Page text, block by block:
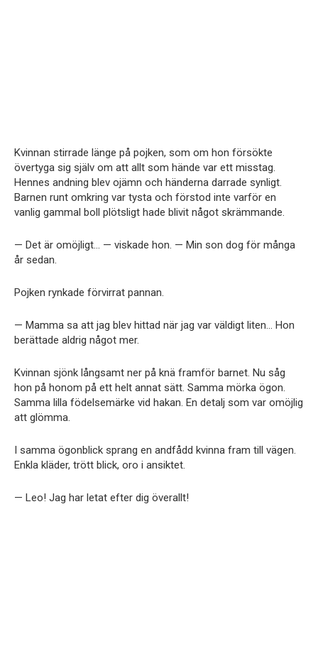
Kvinnan stirrade länge på pojken, som om hon försökte
övertyga sig själv om att allt som hände var ett misstag.
Hennes andning blev ojämn och händerna darrade synligt.
Barnen runt omkring var tysta och förstod inte varför en
vanlig gammal boll plötsligt hade blivit något skrämmande.
— Det är omöjligt… — viskade hon. — Min son dog för många
år sedan.
Pojken rynkade förvirrat pannan.
— Mamma sa att jag blev hittad när jag var väldigt liten… Hon
berättade aldrig något mer.
Kvinnan sjönk långsamt ner på knä framför barnet. Nu såg
hon på honom på ett helt annat sätt. Samma mörka ögon.
Samma lilla födelsemärke vid hakan. En detalj som var omöjlig
att glömma.
I samma ögonblick sprang en andfådd kvinna fram till vägen.
Enkla kläder, trött blick, oro i ansiktet.
— Leo! Jag har letat efter dig överallt!